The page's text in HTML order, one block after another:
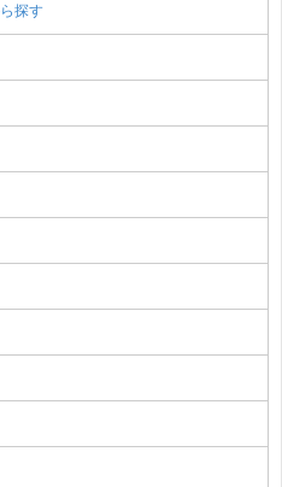
探す